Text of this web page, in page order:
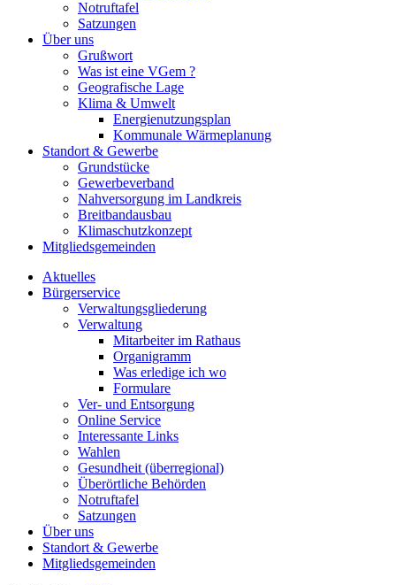
Notruftafel
Satzungen
Über uns
Grußwort
Was ist eine VGem ?
Geografische Lage
Klima & Umwelt
Energienutzungsplan
Kommunale Wärmeplanung
Standort & Gewerbe
Grundstücke
Gewerbeverband
Nahversorgung im Landkreis
Breitbandausbau
Klimaschutzkonzept
Mitgliedsgemeinden
Aktuelles
Bürgerservice
Verwaltungsgliederung
Verwaltung
Mitarbeiter im Rathaus
Organigramm
Was erledige ich wo
Formulare
Ver- und Entsorgung
Online Service
Interessante Links
Wahlen
Gesundheit (überregional)
Überörtliche Behörden
Notruftafel
Satzungen
Über uns
Standort & Gewerbe
Mitgliedsgemeinden